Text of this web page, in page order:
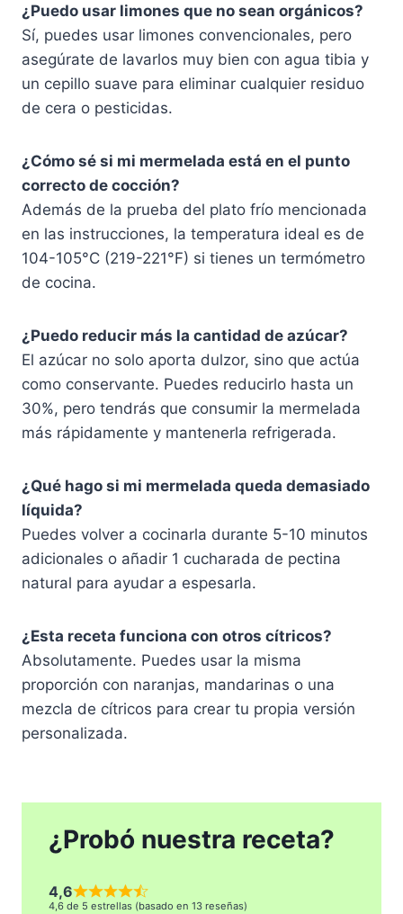
¿Puedo usar limones que no sean orgánicos?
Sí, puedes usar limones convencionales, pero
asegúrate de lavarlos muy bien con agua tibia y
un cepillo suave para eliminar cualquier residuo
de cera o pesticidas.
¿Cómo sé si mi mermelada está en el punto
correcto de cocción?
Además de la prueba del plato frío mencionada
en las instrucciones, la temperatura ideal es de
104-105°C (219-221°F) si tienes un termómetro
de cocina.
¿Puedo reducir más la cantidad de azúcar?
El azúcar no solo aporta dulzor, sino que actúa
como conservante. Puedes reducirlo hasta un
30%, pero tendrás que consumir la mermelada
más rápidamente y mantenerla refrigerada.
¿Qué hago si mi mermelada queda demasiado
líquida?
Puedes volver a cocinarla durante 5-10 minutos
adicionales o añadir 1 cucharada de pectina
natural para ayudar a espesarla.
¿Esta receta funciona con otros cítricos?
Absolutamente. Puedes usar la misma
proporción con naranjas, mandarinas o una
mezcla de cítricos para crear tu propia versión
personalizada.
¿Probó nuestra receta?
4,6
4,6 de 5 estrellas (basado en 13 reseñas)